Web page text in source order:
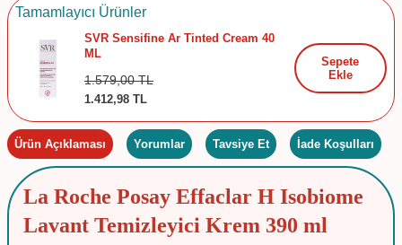
Tamamlayıcı Ürünler
SVR Sensifine Ar Tinted Cream 40
ML
1.579,00TL
1.412,98TL
Sepete
Ekle
Ürün Açıklaması Yorumlar Tavsiye Et İade Koşulları
La Roche Posay Effaclar H Isobiome
Lavant Temizleyici Krem 390 ml